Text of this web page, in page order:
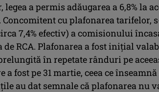
a permis adăugarea a 6,8% la
cu plafonarea tarifelor,
7,4% efectiv) a comisionului
RCA. Plafonarea a fost inițial
în repetate rânduri pe
fost pe 31 martie, ceea ce înseamnă
au dat semnale că plafonarea nu